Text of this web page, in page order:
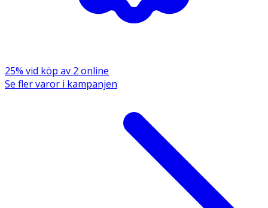
25% vid köp av 2 online
Se fler varor i kampanjen